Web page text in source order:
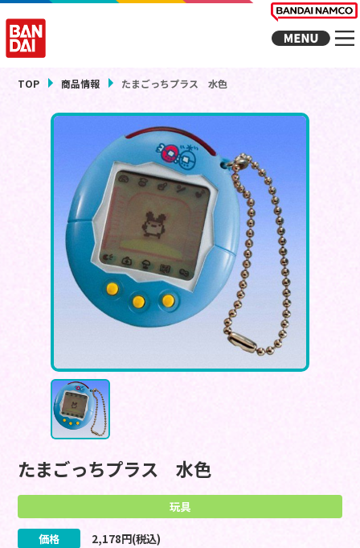
TOP 商品情報 たまごっちプラス 水色
たまごっちプラス 水色
玩具
価格 2,178円(税込)